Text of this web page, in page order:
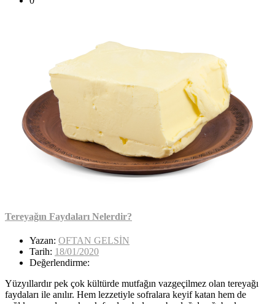
Tereyağın Faydaları Nelerdir?
Yazan: OFTAN GELSİN
Tarih: 18/01/2020
Değerlendirme:
Yüzyıllardır pek çok kültürde mutfağın vazgeçilmez olan tereyağı
faydaları ile anılır. Hem lezzetiyle sofralara keyif katan hem de